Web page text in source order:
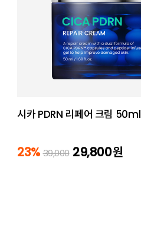
시카 PDRN 리페어 크림 50ml
23% 39,000 29,800원